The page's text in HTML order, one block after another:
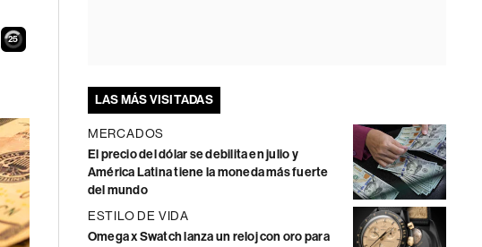
23
LAS MÁS VISITADAS
MERCADOS
El precio del dólar se debilita en julio y
América Latina tiene la moneda más fuerte
del mundo
ESTILO DE VIDA
Omega x Swatch lanza un reloj con oro para